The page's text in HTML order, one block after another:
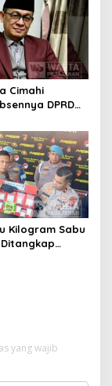
Cimahi
DPRD
RSUD Cibabat
Kilogram Sabu
yang wajib